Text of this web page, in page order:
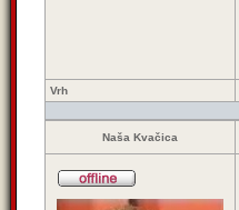
Vrh
Naša Kvačica